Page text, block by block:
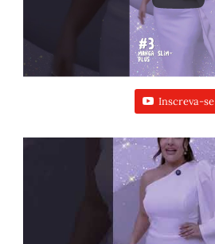
Inscreva-se